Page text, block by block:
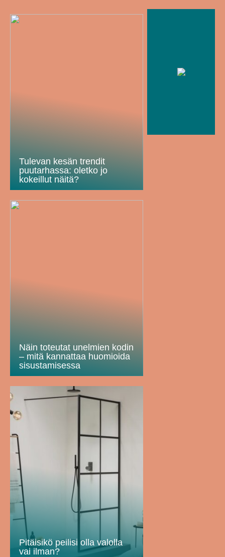
Tulevan kesän trendit
puutarhassa: oletko jo
kokeillut näitä?
Näin toteutat unelmien kodin
– mitä kannattaa huomioida
sisustamisessa
Pitäisikö peilisi olla valolla
vai ilman?